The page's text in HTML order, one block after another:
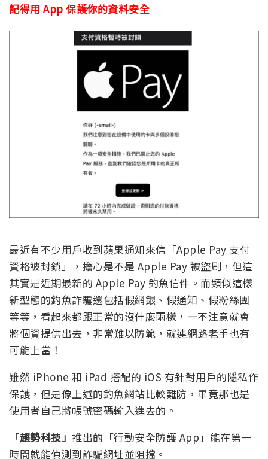
記得用 App 保護你的資料安全
最近有不少用戶收到蘋果通知來信「Apple Pay 支付
資格被封鎖」，擔心是不是 Apple Pay 被盜刷，但這
其實是近期最新的 Apple Pay 釣魚信件。而類似這樣
新型態的釣魚詐騙還包括假網銀、假通知、假粉絲團
等等，看起來都跟正常的沒什麼兩樣，一不注意就會
將個資提供出去，非常難以防範，就連網路老手也有
可能上當！
雖然 iPhone 和 iPad 搭配的 iOS 有針對用戶的隱私作
保護，但是像上述的釣魚網站比較難防，畢竟那也是
使用者自己將帳號密碼輸入進去的。
「趨勢科技」 推出的「行動安全防護 App」能在第一
時間就能偵測到詐騙網址並阻擋。